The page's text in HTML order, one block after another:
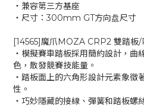
‧兼容第三方基座
‧尺寸：300mm GT方向盘尺寸
[14565]魔爪MOZA CRP2 雙踏板
‧模擬賽車踏板採用簡約設計，曲
色，散發競賽技能量。
‧踏板面上的六角形設計元素象徵
性。
‧巧妙隱藏的接線、彈簧和踏板螺